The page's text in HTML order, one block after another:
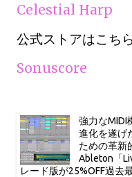
Celestial Harp
公式ストアはこちら
Sonuscore
強力なMIDI
進化を遂げ
ための革新
Ableton「
レード版が25%OFF過去